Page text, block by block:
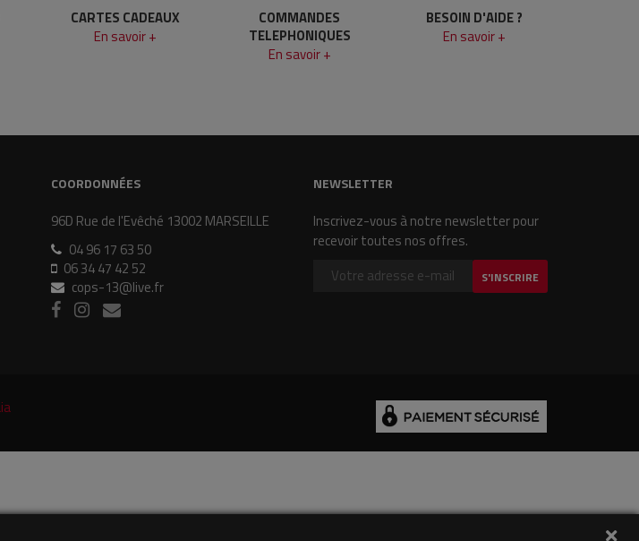
CARTES CADEAUX
En savoir +
COMMANDES
TELEPHONIQUES
En savoir +
BESOIN D'AIDE ?
En savoir +
COORDONNÉES
96D Rue de l'Evêché 13002 MARSEILLE
04 96 17 63 50
06 34 47 42 52
cops-13@live.fr
NEWSLETTER
Inscrivez-vous à notre newsletter pour
recevoir toutes nos offres.
S'INSCRIRE